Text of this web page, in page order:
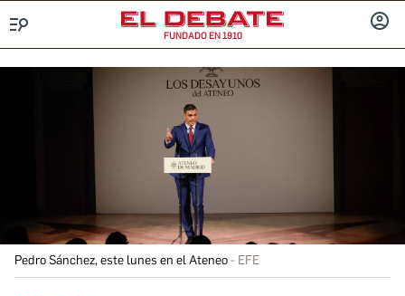
FUNDADO EN 1910
Pedro Sánchez, este lunes en el Ateneo EFE